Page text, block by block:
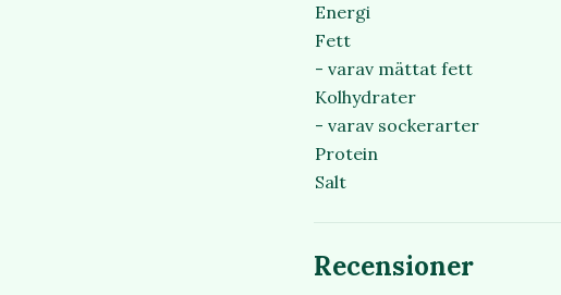
Energi
Fett
- varav mättat fett
Kolhydrater
- varav sockerarter
Protein
Salt
Recensioner